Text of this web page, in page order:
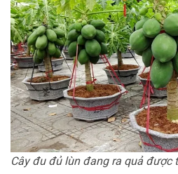
Cây đu đủ lùn đang ra quả được